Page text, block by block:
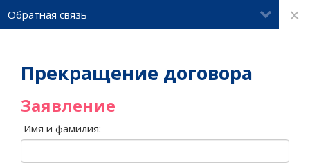
Обратная связь ×
Прекращение договора
Заявление
Имя и фамилия: